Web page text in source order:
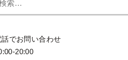
話でお問い合わせ
20:00